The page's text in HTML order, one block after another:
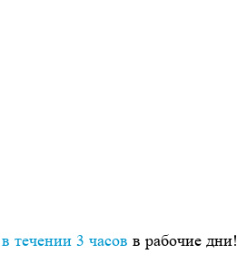
в течении 3 часов в рабочие дни!